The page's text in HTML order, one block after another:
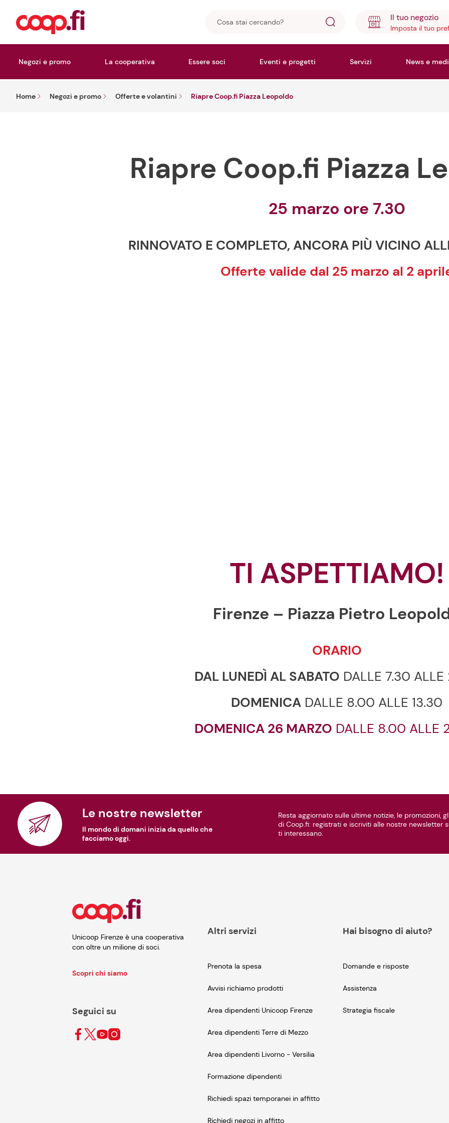
stai
Il tuo negozio
Imposta il tuo
Negozi e promo La cooperativa Essere soci Eventi e progetti Servizi News e
Home Negozi e promo Offerte e volantini Riapre Coop.fi Piazza Leopoldo
Riapre Coop.fi Piazza
25 marzo ore 7.30
RINNOVATO E COMPLETO, ANCORA PIÙ VICINO
Offerte valide dal 25 marzo al 2
TI ASPETTIAMO!
Firenze – Piazza Pietro
ORARIO
DAL LUNEDÌ AL SABATO DALLE 7.30 ALLE
DOMENICA DALLE 8.00 ALLE 13.30
DOMENICA 26 MARZO DALLE 8.00 ALLE
Le nostre newsletter
Il mondo di domani inizia da quello che
facciamo oggi.
Resta aggiornato sulle ultime notizie, le promozioni,
di Coop.fi: registrati e iscriviti alle nostre newsletter
ti interessano.
Unicoop Firenze è una cooperativa
con oltre un milione di soci.
Scopri chi siamo
Seguici su
Altri servizi
Prenota la spesa
Avvisi richiamo prodotti
Area dipendenti Unicoop Firenze
Area dipendenti Terre di Mezzo
Area dipendenti Livorno - Versilia
Formazione dipendenti
Richiedi spazi temporanei in affitto
Richiedi negozi in affitto
Hai bisogno di aiuto?
Domande e risposte
Assistenza
Strategia fiscale